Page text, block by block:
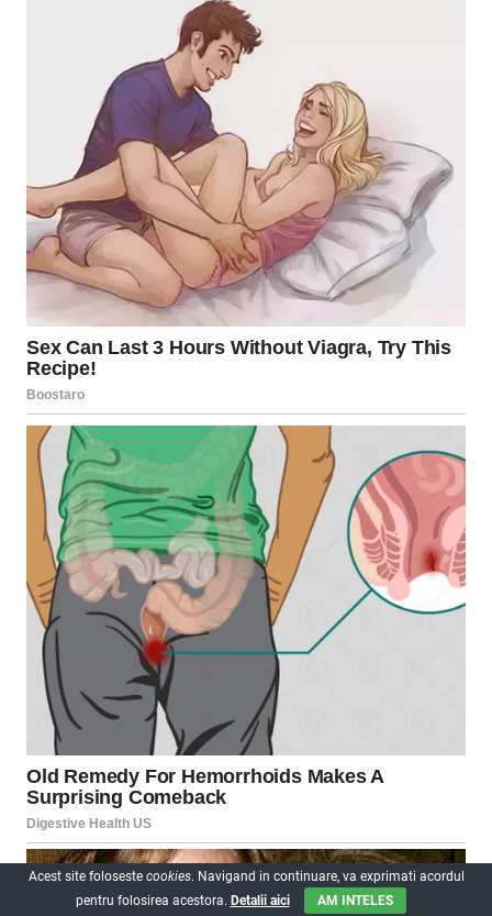
Acest site foloseste cookies. Navigand in continuare, va exprimati acordul
pentru folosirea acestora. Detalii aici AM INTELES